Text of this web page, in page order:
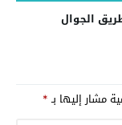
الجوال
مشار إليها بـ*